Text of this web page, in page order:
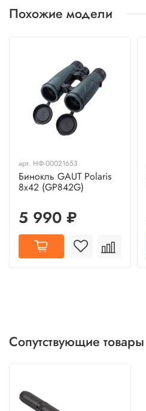
Похожие модели
арт. НФ-00021653
Бинокль GAUT Polaris
8x42 (GP842G)
5 990 ₽
Сопутствующие товары